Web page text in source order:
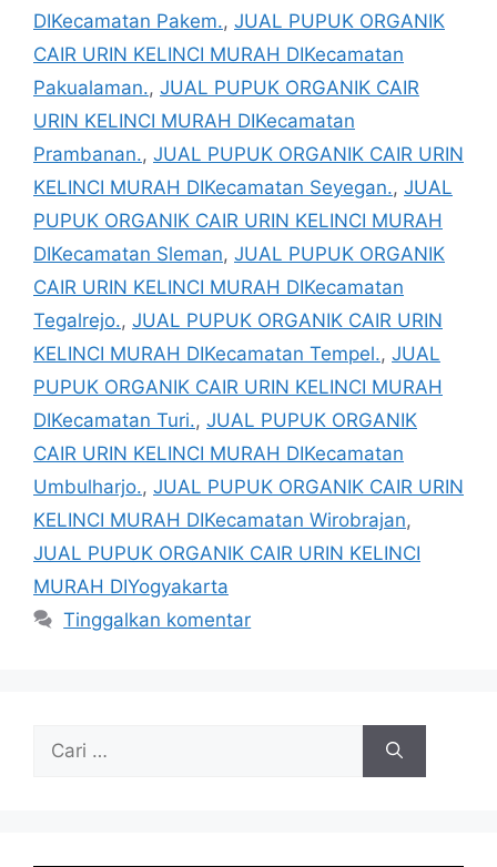
DIKecamatan Pakem., JUAL PUPUK ORGANIK
CAIR URIN KELINCI MURAH DIKecamatan
Pakualaman., JUAL PUPUK ORGANIK CAIR
URIN KELINCI MURAH DIKecamatan
Prambanan., JUAL PUPUK ORGANIK CAIR URIN
KELINCI MURAH DIKecamatan Seyegan., JUAL
PUPUK ORGANIK CAIR URIN KELINCI MURAH
DIKecamatan Sleman, JUAL PUPUK ORGANIK
CAIR URIN KELINCI MURAH DIKecamatan
Tegalrejo., JUAL PUPUK ORGANIK CAIR URIN
KELINCI MURAH DIKecamatan Tempel., JUAL
PUPUK ORGANIK CAIR URIN KELINCI MURAH
DIKecamatan Turi., JUAL PUPUK ORGANIK
CAIR URIN KELINCI MURAH DIKecamatan
Umbulharjo., JUAL PUPUK ORGANIK CAIR URIN
KELINCI MURAH DIKecamatan Wirobrajan,
JUAL PUPUK ORGANIK CAIR URIN KELINCI
MURAH DIYogyakarta
Tinggalkan komentar
untuk: